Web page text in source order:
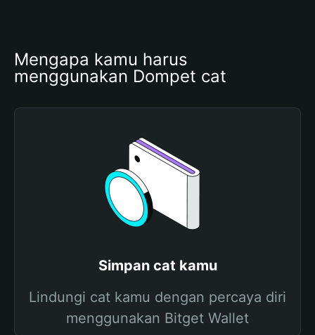
Mengapa kamu harus
menggunakan Dompet cat
Simpan cat kamu
Lindungi cat kamu dengan percaya diri
menggunakan Bitget Wallet